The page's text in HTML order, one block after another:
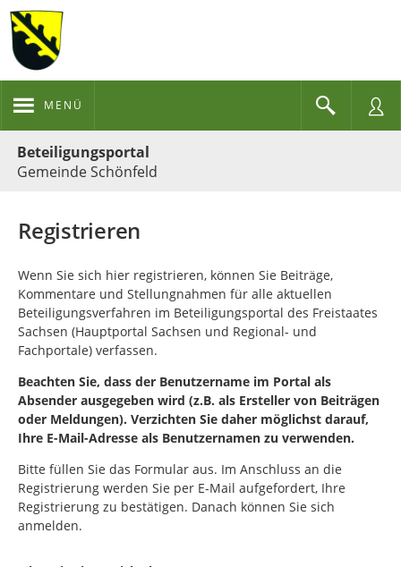
MENÜ
Beteiligungsportal
Gemeinde Schönfeld
Registrieren
Wenn Sie sich hier registrieren, können Sie Beiträge,
Kommentare und Stellungnahmen für alle aktuellen
Beteiligungsverfahren im Beteiligungsportal des Freistaates
Sachsen (Hauptportal Sachsen und Regional- und
Fachportale) verfassen.
Beachten Sie, dass der Benutzername im Portal als
Absender ausgegeben wird (z.B. als Ersteller von Beiträgen
oder Meldungen). Verzichten Sie daher möglichst darauf,
Ihre E-Mail-Adresse als Benutzernamen zu verwenden.
Bitte füllen Sie das Formular aus. Im Anschluss an die
Registrierung werden Sie per E-Mail aufgefordert, Ihre
Registrierung zu bestätigen. Danach können Sie sich
anmelden.